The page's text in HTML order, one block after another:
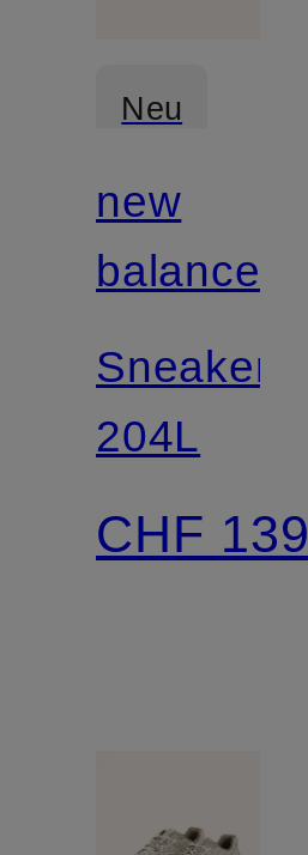
Neu
new
balance
Sneaker
204L
CHF 139